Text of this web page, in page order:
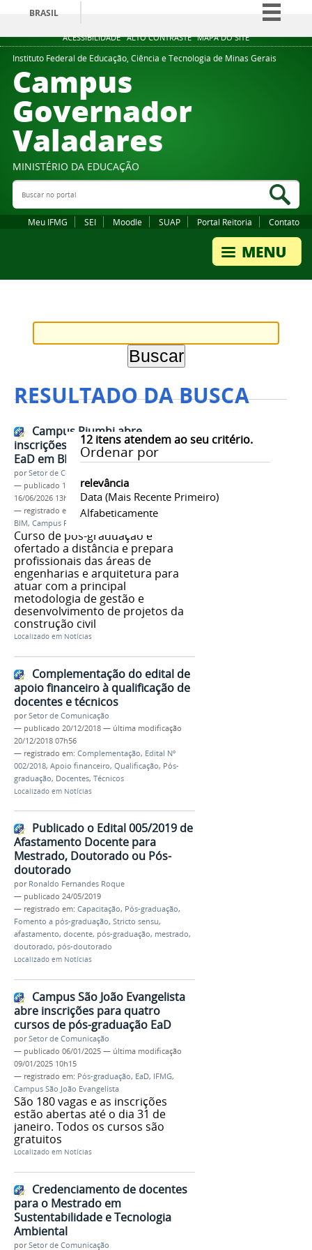
ACESSIBILIDADE ALTO CONTRASTE MAPA DO SITE
BRASIL
Simplifique!
Comunica BR
Instituto Federal de Educação, Ciência e Tecnologia de Minas Gerais
Campus
Governador
Valadares
MINISTÉRIO DA EDUCAÇÃO
Buscar no portal
Meu IFMG SEI Moodle SUAP Portal Reitoria Contato
RESULTADO DA BUSCA
12itens atendem ao seu critério.
Ordenar por
relevância
Data (mais Recente Primeiro)
Alfabeticamente
Campus Piumhi abre
inscrições para especialização
EaD em BIM
porSetor de Comunicação
— publicado 16/06/2026—última modificação
16/06/2026 13h48
— registrado em:
Pós-graduação,Especialização
BIM, Campus Piumhi
Curso de pós-graduação é
ofertado a distância e prepara
profissionais das áreas de
engenharias e arquitetura para
atuar com a principal
metodologia de gestão e
desenvolvimento de projetos da
construção civil
Localizado em Notícias
Complementação do edital de
apoio financeiro à qualificação de
docentes e técnicos
porSetor de Comunicação
— publicado 20/12/2018 — última modificação
20/12/2018 07h56
— registrado em: Complementação, Edital Nº
002/2018, Apoio financeiro, Qualificação, Pós-
graduação, Docentes, Técnicos
Localizado em Notícias
Publicado o Edital 005/2019 de
Afastamento Docente para
Mestrado, Doutorado ou Pós-
doutorado
por Ronaldo Fernandes Roque
— publicado 24/05/2019
— registrado em: Capacitação, Pós-graduação,
Fomento a pós-graduação, Stricto sensu,
afastamento, docente, pós-graduação, mestrado,
doutorado, pós-doutorado
Localizado em Notícias
Campus São João Evangelista
abre inscrições para quatro
cursos de pós-graduação EaD
porSetor de Comunicação
— publicado 06/01/2025 — última modificação
09/01/2025 10h15
— registrado em: Pós-graduação, EaD, IFMG,
Campus São João Evangelista
São 180 vagas e as inscrições
estão abertas até o dia 31 de
janeiro. Todos os cursos são
gratuitos
Localizado em Notícias
Credenciamento de docentes
para o Mestrado em
Sustentabilidade e Tecnologia
Ambiental
porSetor de Comunicação